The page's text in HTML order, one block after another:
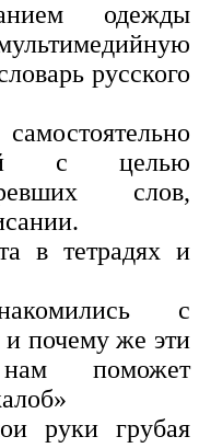
одежды
русского
с целью
слов,
в тетрадях и
с
почему же эти
поможет
руки грубая